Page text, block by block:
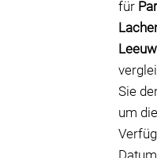
für
Sie
um